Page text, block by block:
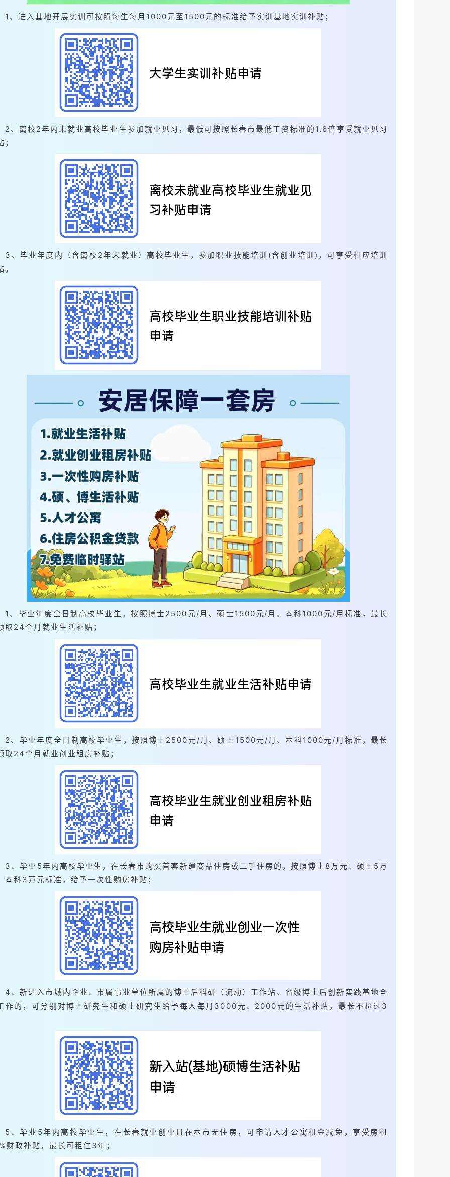
1、进入基地开展实训可按照每生每月1000元至1500元的标准给予实训基地实训补贴；
2、离校2年内未就业高校毕业生参加就业见习，最低可按照长春市最低工资标准的1.6倍享受就业见习
；
3、毕业年度内（含离校2年未就业）高校毕业生，参加职业技能培训(含创业培训)，可享受相应培训
。
1、毕业年度全日制高校毕业生，按照博士2500元/月、硕士1500元/月、本科1000元/月标准，最长
取24个月就业生活补贴；
2、毕业年度全日制高校毕业生，按照博士2500元/月、硕士1500元/月、本科1000元/月标准，最长
取24个月就业创业租房补贴；
3、毕业5年内高校毕业生，在长春市购买首套新建商品住房或二手住房的，按照博士8万元、硕士5万
本科3万元标准，给予一次性购房补贴；
4、新进入市域内企业、市属事业单位所属的博士后科研（流动）工作站、省级博士后创新实践基地全
作的，可分别对博士研究生和硕士研究生给予每人每月3000元、2000元的生活补贴，最长不超过3
5、毕业5年内高校毕业生，在长春就业创业且在本市无住房，可申请人才公寓租金减免，享受房租
财政补贴，最长可租住3年；